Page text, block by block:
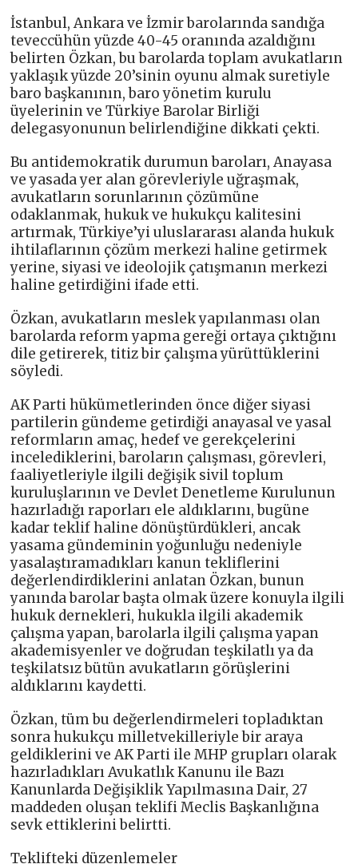
İstanbul, Ankara ve İzmir barolarında sandığa
teveccühün yüzde 40-45 oranında azaldığını
belirten Özkan, bu barolarda toplam avukatların
yaklaşık yüzde 20’sinin oyunu almak suretiyle
baro başkanının, baro yönetim kurulu
üyelerinin ve Türkiye Barolar Birliği
delegasyonunun belirlendiğine dikkati çekti.
Bu antidemokratik durumun baroları, Anayasa
ve yasada yer alan görevleriyle uğraşmak,
avukatların sorunlarının çözümüne
odaklanmak, hukuk ve hukukçu kalitesini
artırmak, Türkiye’yi uluslararası alanda hukuk
ihtilaflarının çözüm merkezi haline getirmek
yerine, siyasi ve ideolojik çatışmanın merkezi
haline getirdiğini ifade etti.
Özkan, avukatların meslek yapılanması olan
barolarda reform yapma gereği ortaya çıktığını
dile getirerek, titiz bir çalışma yürüttüklerini
söyledi.
AK Parti hükümetlerinden önce diğer siyasi
partilerin gündeme getirdiği anayasal ve yasal
reformların amaç, hedef ve gerekçelerini
incelediklerini, baroların çalışması, görevleri,
faaliyetleriyle ilgili değişik sivil toplum
kuruluşlarının ve Devlet Denetleme Kurulunun
hazırladığı raporları ele aldıklarını, bugüne
kadar teklif haline dönüştürdükleri, ancak
yasama gündeminin yoğunluğu nedeniyle
yasalaştıramadıkları kanun tekliflerini
değerlendirdiklerini anlatan Özkan, bunun
yanında barolar başta olmak üzere konuyla ilgili
hukuk dernekleri, hukukla ilgili akademik
çalışma yapan, barolarla ilgili çalışma yapan
akademisyenler ve doğrudan teşkilatlı ya da
teşkilatsız bütün avukatların görüşlerini
aldıklarını kaydetti.
Özkan, tüm bu değerlendirmeleri topladıktan
sonra hukukçu milletvekilleriyle bir araya
geldiklerini ve AK Parti ile MHP grupları olarak
hazırladıkları Avukatlık Kanunu ile Bazı
Kanunlarda Değişiklik Yapılmasına Dair, 27
maddeden oluşan teklifi Meclis Başkanlığına
sevk ettiklerini belirtti.
Teklifteki düzenlemeler